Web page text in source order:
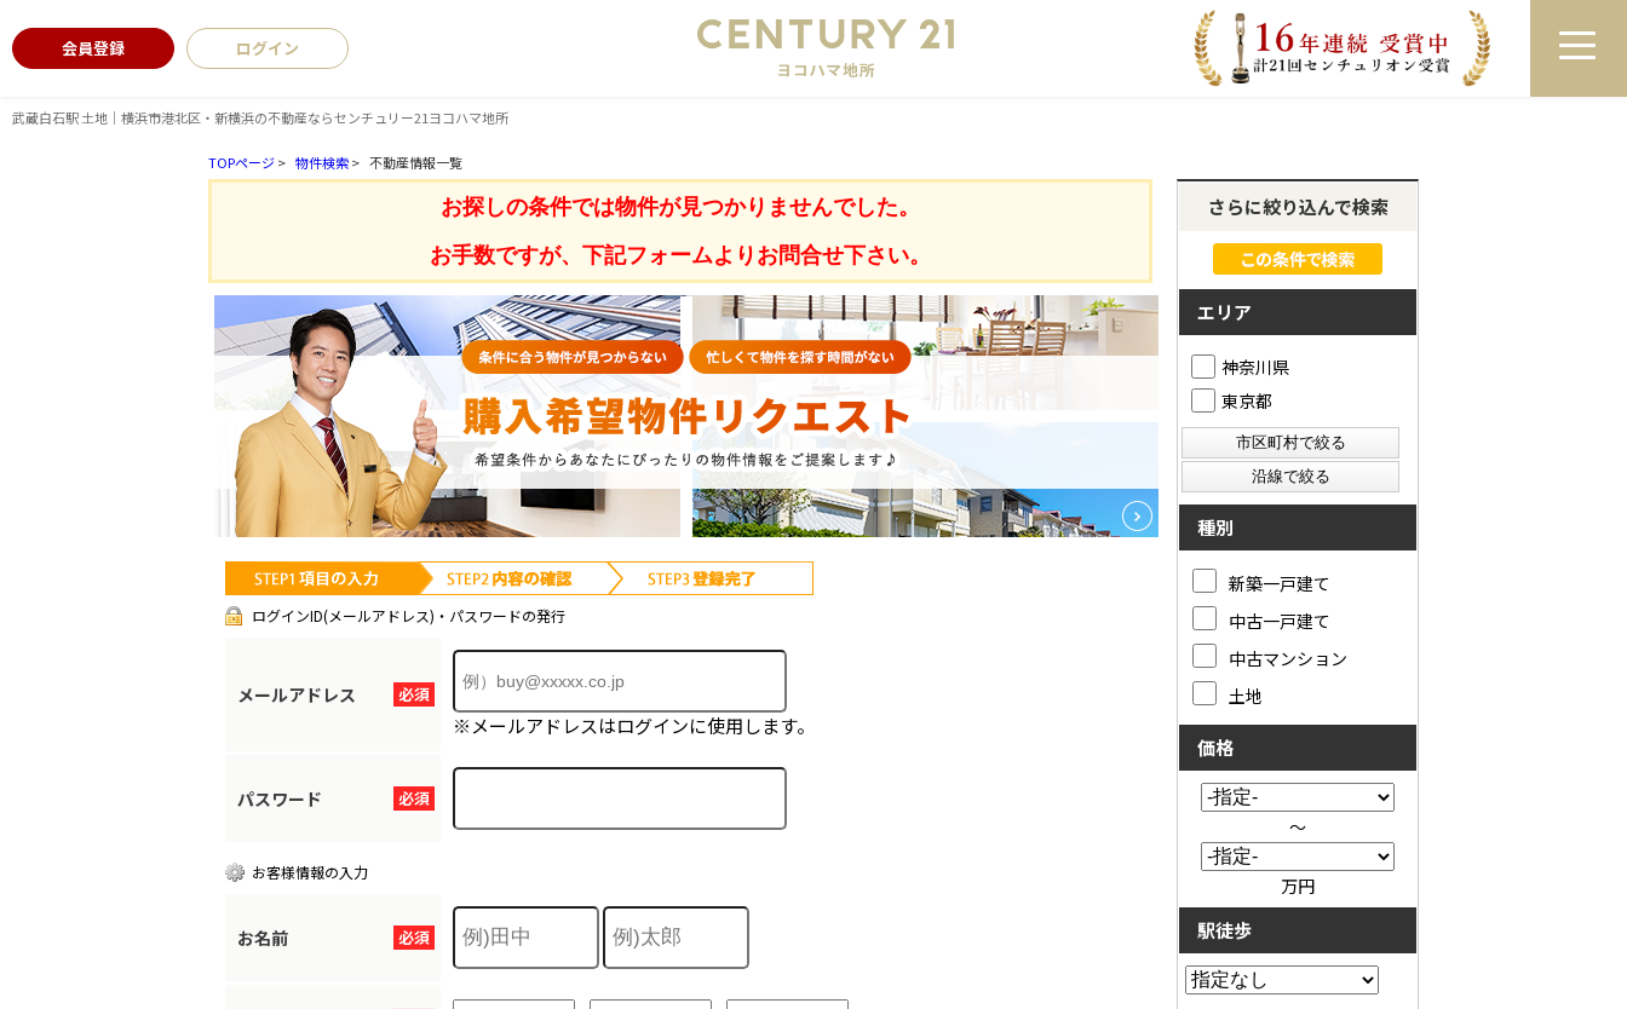
武蔵白石駅 土地｜横浜市港北区・新横浜の不動産ならセンチュリー21ヨコハマ地所
会員登録 ログイン ログイン 来店予約 LINEで相談
TOPページ> 物件検索> 不動産情報一覧
お探しの条件では物件が見つかりませんでした。
お手数ですが、下記フォームよりお問合せ下さい。
ログインID(メールアドレス)・パスワードの発行
必須
メールアドレス
※メールアドレスはログインに使用します。
必須
パスワード
お客様情報の入力
必須
お名前
さらに絞り込んで検索
エリア
神奈川県
東京都
種別
新築一戸建て
中古一戸建て
中古マンション
土地
価格
～
万円
駅徒歩